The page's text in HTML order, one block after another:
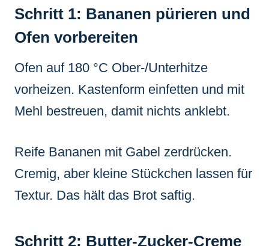
Schritt 1: Bananen pürieren und
Ofen vorbereiten
Ofen auf 180 °C Ober-/Unterhitze
vorheizen. Kastenform einfetten und mit
Mehl bestreuen, damit nichts anklebt.
Reife Bananen mit Gabel zerdrücken.
Cremig, aber kleine Stückchen lassen für
Textur. Das hält das Brot saftig.
Schritt 2: Butter-Zucker-Creme